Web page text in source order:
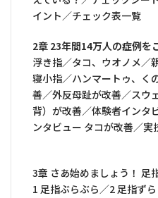
イント／チェック表一覧
2章 23年間14万人の症例を
浮き指／タコ、ウオノメ／
寝小指／ハンマートゥ、く
善／外反母趾が改善／スウ
背）が改善／体験者インタ
ンタビュー タコが改善／実
3章 さあ始めましょう！ 足
1 足指ぶらぶら／2 足指ず